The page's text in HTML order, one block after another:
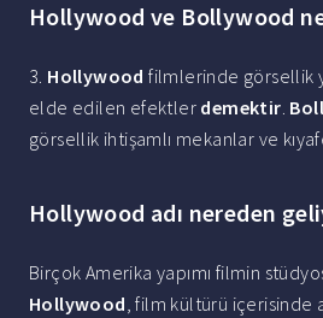
Hollywood ve Bollywood
3. Hollywood filmlerinde görsellik
elde edilen efektler demektir.
görsellik ihtişamlı mekanlar ve
Hollywood adı nereden
Birçok Amerika yapımı filmin
Hollywood, film kültürü içerisinde